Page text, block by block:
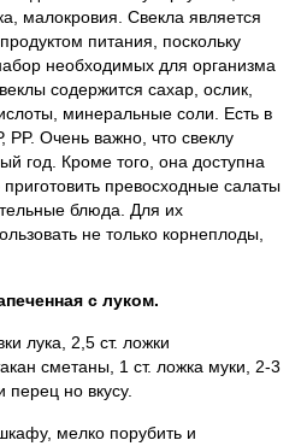
малокровия. Свекла является
питания, поскольку
необходимых для организма
содержится сахар, ослик,
минеральные соли. Есть в
Очень важно, что свеклу
год. Кроме того, она доступна
превосходные салаты
блюда. Для их
не только корнеплоды,
с луком.
лука, 2,5 ст. ложки
сметаны, 1 ст. ложка муки, 2-3
перец но вкусу.
мелко порубить и